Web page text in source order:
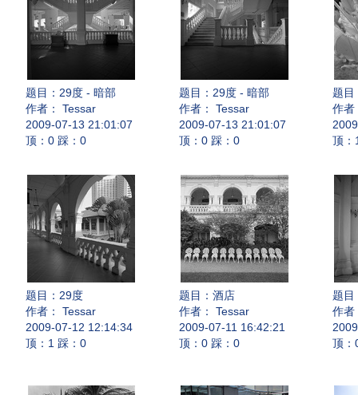
题目： 29度 - 暗部
作者： Tessar
2009-07-13 21:01:07
顶：0 踩：0
题目： 29度 - 暗部
作者： Tessar
2009-07-13 21:01:07
顶：0 踩：0
题目
作者
顶：
题目： 29度
作者： Tessar
2009-07-12 12:14:34
顶：1 踩：0
题目： 酒店
作者： Tessar
2009-07-11 16:42:21
顶：0 踩：0
题目
作者
顶：